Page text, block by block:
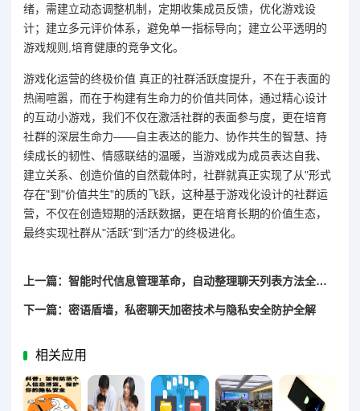
绪，需建立动态调整机制，定期收集成员反馈，优化游戏设
计；建立多元评价体系，避免单一指标导向；建立公平透明的
游戏规则,培育健康的竞争文化。
游戏化运营的终极价值 真正的社群活跃度提升，不在于表面的
热闹喧嚣，而在于构建有生命力的价值共同体，通过精心设计
的互动小游戏，我们不仅在激活社群的表面参与度，更在培育
社群的深层生命力——自主表达的能力、协作共生的智慧、持
续成长的韧性、情感联结的温暖，当游戏成为成员表达自我、
建立关系、创造价值的自然载体时，社群就真正实现了从"形式
存在"到"价值共生"的质的飞跃，这种基于游戏化设计的社群运
营，不仅在创造短期的活跃数据，更在培育长期的价值生态，
最终实现社群从"活跃"到"活力"的终极进化。
上一篇：智能时代信息管理革命，自动整理聊天列表方法全解析
下一篇：密语盾墙，私密聊天加密技术与隐私安全防护全解
相关应用